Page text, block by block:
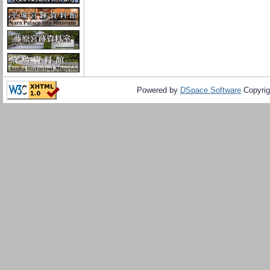
Powered by DSpace Software